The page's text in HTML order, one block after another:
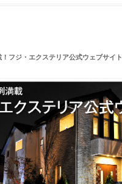
フジ・エクステリア公式ウェブサイト